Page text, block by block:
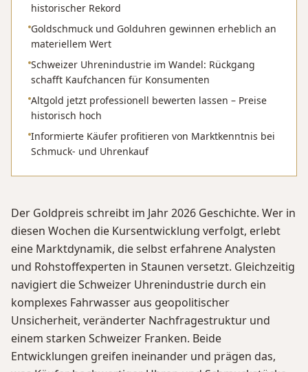
historischer Rekord
Goldschmuck und Golduhren gewinnen erheblich an
materiellem Wert
Schweizer Uhrenindustrie im Wandel: Rückgang
schafft Kaufchancen für Konsumenten
Altgold jetzt professionell bewerten lassen – Preise
historisch hoch
Informierte Käufer profitieren von Marktkenntnis bei
Schmuck- und Uhrenkauf
Der Goldpreis schreibt im Jahr 2026 Geschichte. Wer in
diesen Wochen die Kursentwicklung verfolgt, erlebt
eine Marktdynamik, die selbst erfahrene Analysten
und Rohstoffexperten in Staunen versetzt. Gleichzeitig
navigiert die Schweizer Uhrenindustrie durch ein
komplexes Fahrwasser aus geopolitischer
Unsicherheit, veränderter Nachfragestruktur und
einem starken Schweizer Franken. Beide
Entwicklungen greifen ineinander und prägen das,